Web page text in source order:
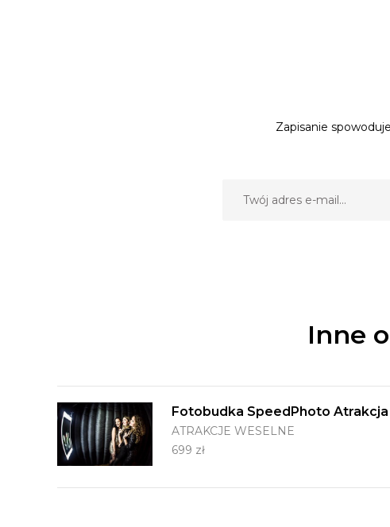
Zapisanie
Inne
Fotobudka SpeedPhoto Atrakcja
ATRAKCJE WESELNE
699 zł